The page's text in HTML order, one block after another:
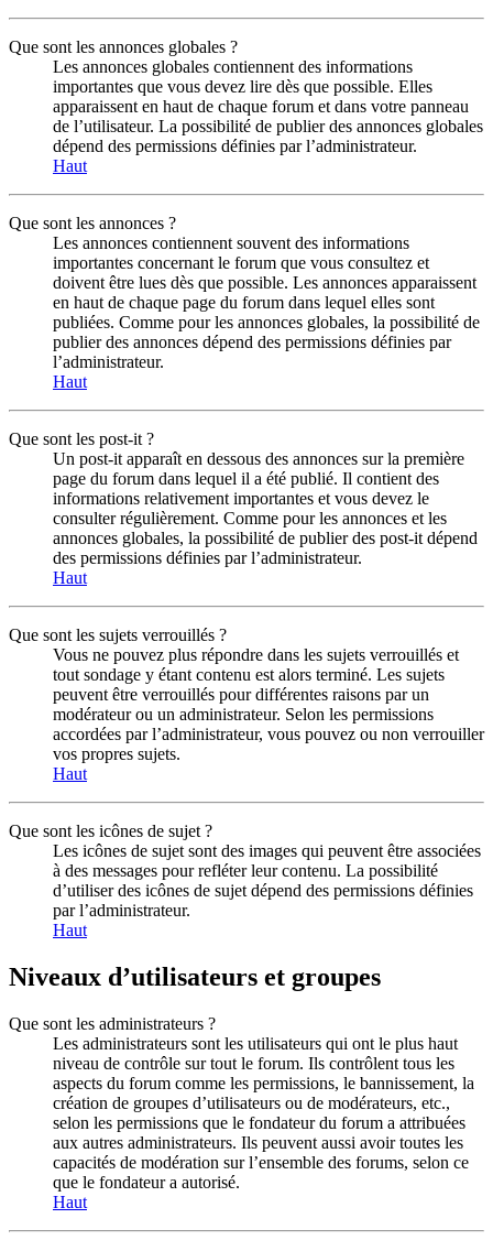
Que sont les annonces globales ?
Les annonces globales contiennent des informations
importantes que vous devez lire dès que possible. Elles
apparaissent en haut de chaque forum et dans votre panneau
de l’utilisateur. La possibilité de publier des annonces globales
dépend des permissions définies par l’administrateur.
Haut
Que sont les annonces ?
Les annonces contiennent souvent des informations
importantes concernant le forum que vous consultez et
doivent être lues dès que possible. Les annonces apparaissent
en haut de chaque page du forum dans lequel elles sont
publiées. Comme pour les annonces globales, la possibilité de
publier des annonces dépend des permissions définies par
l’administrateur.
Haut
Que sont les post-it ?
Un post-it apparaît en dessous des annonces sur la première
page du forum dans lequel il a été publié. Il contient des
informations relativement importantes et vous devez le
consulter régulièrement. Comme pour les annonces et les
annonces globales, la possibilité de publier des post-it dépend
des permissions définies par l’administrateur.
Haut
Que sont les sujets verrouillés ?
Vous ne pouvez plus répondre dans les sujets verrouillés et
tout sondage y étant contenu est alors terminé. Les sujets
peuvent être verrouillés pour différentes raisons par un
modérateur ou un administrateur. Selon les permissions
accordées par l’administrateur, vous pouvez ou non verrouiller
vos propres sujets.
Haut
Que sont les icônes de sujet ?
Les icônes de sujet sont des images qui peuvent être associées
à des messages pour refléter leur contenu. La possibilité
d’utiliser des icônes de sujet dépend des permissions définies
par l’administrateur.
Haut
Niveaux d’utilisateurs et groupes
Que sont les administrateurs ?
Les administrateurs sont les utilisateurs qui ont le plus haut
niveau de contrôle sur tout le forum. Ils contrôlent tous les
aspects du forum comme les permissions, le bannissement, la
création de groupes d’utilisateurs ou de modérateurs, etc.,
selon les permissions que le fondateur du forum a attribuées
aux autres administrateurs. Ils peuvent aussi avoir toutes les
capacités de modération sur l’ensemble des forums, selon ce
que le fondateur a autorisé.
Haut